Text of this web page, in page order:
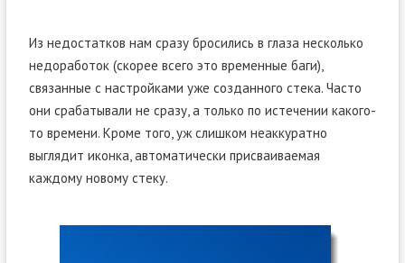
Из недостатков нам сразу бросились в глаза несколько
недоработок (скорее всего это временные баги),
связанные с настройками уже созданного стека. Часто
они срабатывали не сразу, а только по истечении какого-
то времени. Кроме того, уж слишком неаккуратно
выглядит иконка, автоматически присваиваемая
каждому новому стеку.